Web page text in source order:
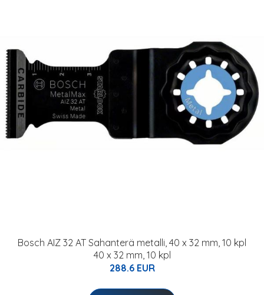
Bosch AIZ 32 AT Sahanterä metalli, 40 x 32 mm, 10 kpl
40 x 32 mm, 10 kpl
288.6 EUR